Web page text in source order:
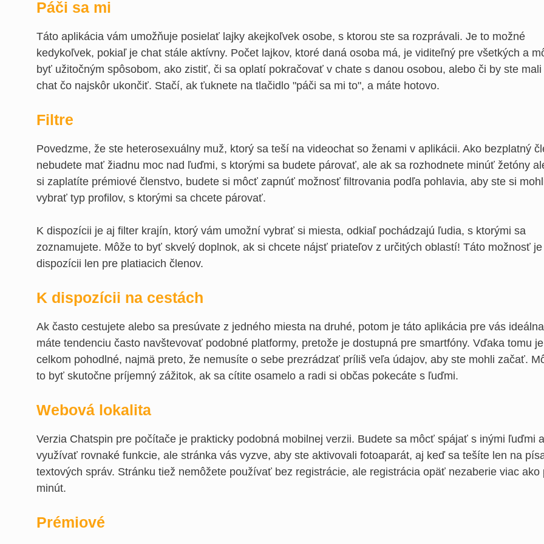
Páči sa mi
Táto aplikácia vám umožňuje posielať lajky akejkoľvek osobe, s ktorou ste sa rozprávali. Je to možné
kedykoľvek, pokiaľ je chat stále aktívny. Počet lajkov, ktoré daná osoba má, je viditeľný pre všetkých a
byť užitočným spôsobom, ako zistiť, či sa oplatí pokračovať v chate s danou osobou, alebo či by ste mali
chat čo najskôr ukončiť. Stačí, ak ťuknete na tlačidlo "páči sa mi to", a máte hotovo.
Filtre
Povedzme, že ste heterosexuálny muž, ktorý sa teší na videochat so ženami v aplikácii. Ako bezplatný
nebudete mať žiadnu moc nad ľuďmi, s ktorými sa budete párovať, ale ak sa rozhodnete minúť žetóny
si zaplatíte prémiové členstvo, budete si môcť zapnúť možnosť filtrovania podľa pohlavia, aby ste si
vybrať typ profilov, s ktorými sa chcete párovať.
K dispozícii je aj filter krajín, ktorý vám umožní vybrať si miesta, odkiaľ pochádzajú ľudia, s ktorými sa
zoznamujete. Môže to byť skvelý doplnok, ak si chcete nájsť priateľov z určitých oblastí! Táto možnosť
dispozícii len pre platiacich členov.
K dispozícii na cestách
Ak často cestujete alebo sa presúvate z jedného miesta na druhé, potom je táto aplikácia pre vás
máte tendenciu často navštevovať podobné platformy, pretože je dostupná pre smartfóny. Vďaka tomu
celkom pohodlné, najmä preto, že nemusíte o sebe prezrádzať príliš veľa údajov, aby ste mohli začať.
to byť skutočne príjemný zážitok, ak sa cítite osamelo a radi si občas pokecáte s ľuďmi.
Webová lokalita
Verzia Chatspin pre počítače je prakticky podobná mobilnej verzii. Budete sa môcť spájať s inými ľuďmi a
využívať rovnaké funkcie, ale stránka vás vyzve, aby ste aktivovali fotoaparát, aj keď sa tešíte len na
textových správ. Stránku tiež nemôžete používať bez registrácie, ale registrácia opäť nezaberie viac ako
minút.
Prémiové